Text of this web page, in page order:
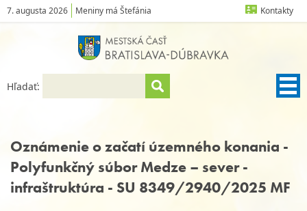
7. augusta 2026 Meniny má Štefánia Kontakty
Hľadať:
Oznámenie o začatí územného konania -
Polyfunkčný súbor Medze – sever -
infraštruktúra - SU 8349/2940/2025 MF